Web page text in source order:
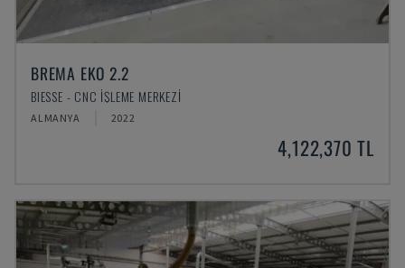
BREMA EKO 2.2
BIESSE - CNC İŞLEME MERKEZI
ALMANYA 2022
4,122,370 TL